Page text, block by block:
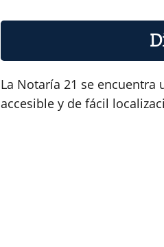
La Notaría 21 se encuentra
accesible y de fácil